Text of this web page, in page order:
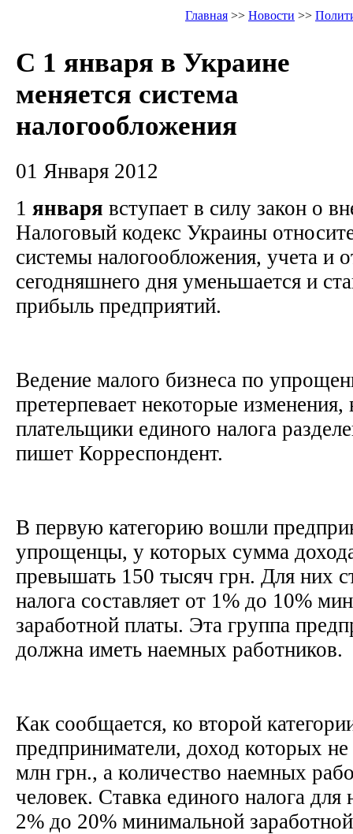
Главная >> Новости >>
С 1 января в Украине
меняется система
налогообложения
01 Января 2012
1 января вступает в силу закон о
Налоговый кодекс Украины
системы налогообложения, учета и
сегодняшнего дня уменьшается и
прибыль предприятий.
Ведение малого бизнеса по
претерпевает некоторые
плательщики единого налога
пишет Корреспондент.
В первую категорию вошли
упрощенцы, у которых сумма
превышать 150 тысяч грн. Для них
налога составляет от 1% до 10%
заработной платы. Эта группа
должна иметь наемных работников.
Как сообщается, ко второй
предприниматели, доход которых
млн грн., а количество наемных
человек. Ставка единого налога для
2% до 20% минимальной